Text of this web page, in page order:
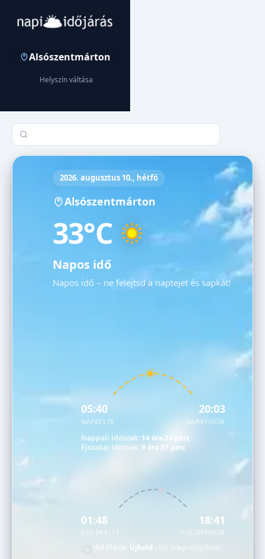
Alsószentmárton
Helyszín váltása
Település keresése
2026. augusztus 10., hétfő
Alsószentmárton
33°C
Napos idő
Napos idő – ne felejtsd a naptejet és sapkát!
05:40
NAPKELTE
20:03
NAPNYUGTA
Nappali időszak: 14 óra 23 perc
Éjszakai időszak:9 óra 37 perc
01:48 18:41
HOLDNYUGTA
Holdfázis: Újhold